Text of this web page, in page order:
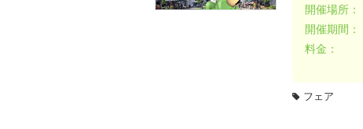
開催場所：
開催期間：
料金：
フェア